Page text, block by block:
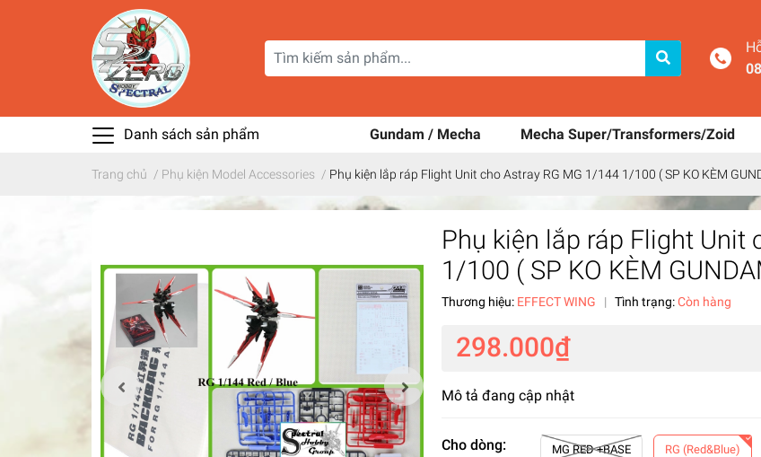
Danh sách sản phẩm Gundam / Mecha Mecha Super/Transformers/Zoid
Trang chủ / Phụ kiện Model Accessories / Phụ kiện lắp ráp Flight Unit cho Astray RG MG 1/144 1/100 ( SP KO KÈM
Phụ kiện lắp ráp Flight Unit
1/100 ( SP KO KÈM
Thương hiệu: EFFECT WING | Tình trạng:Còn hàng
298.000₫
Mô tả đang cập nhật
Cho dòng: MG RED +BASE RG (Red&Blue)